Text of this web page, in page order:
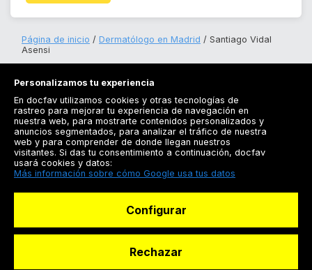
Página de inicio Dermatólogo en Madrid
Santiago Vidal
Asensi
Registrarse
Docfav
Personalizamos tu experiencia
En docfav utilizamos cookies y otras tecnologías de
rastreo para mejorar tu experiencia de navegación en
nuestra web, para mostrarte contenidos personalizados y
anuncios segmentados, para analizar el tráfico de nuestra
web y para comprender de donde llegan nuestros
visitantes. Si das tu consentimiento a continuación, docfav
usará cookies y datos:
Más información sobre cómo Google usa tus datos
Configurar
Rechazar